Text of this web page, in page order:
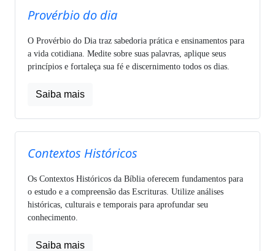
Provérbio do dia
O Provérbio do Dia traz sabedoria prática e ensinamentos para
a vida cotidiana. Medite sobre suas palavras, aplique seus
princípios e fortaleça sua fé e discernimento todos os dias.
Saiba mais
Contextos Históricos
Os Contextos Históricos da Bíblia oferecem fundamentos para
o estudo e a compreensão das Escrituras. Utilize análises
históricas, culturais e temporais para aprofundar seu
conhecimento.
Saiba mais